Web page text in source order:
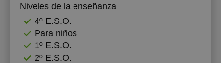
Niveles de la enseñanza
4º E.S.O.
Para niños
1º E.S.O.
2º E.S.O.
17:00